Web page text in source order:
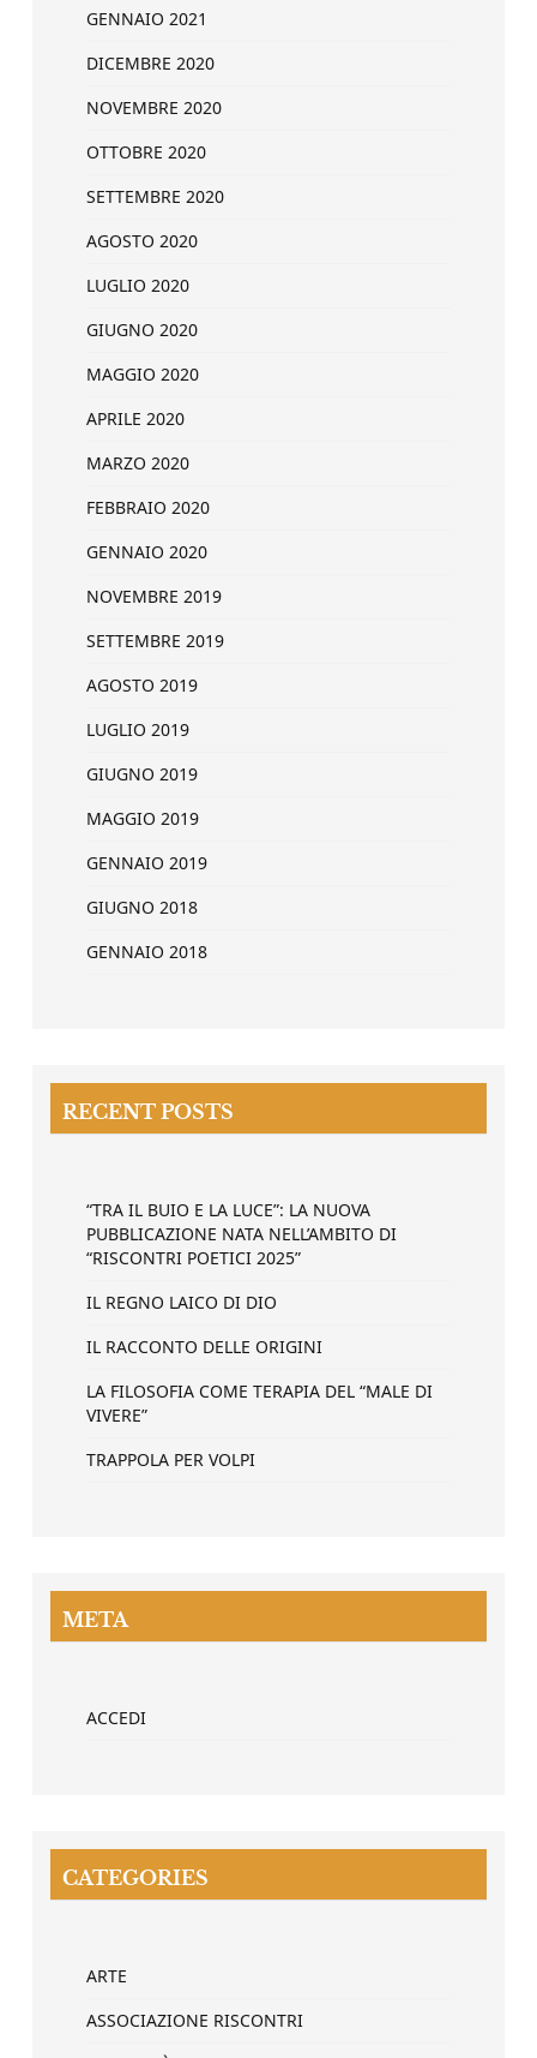
GENNAIO 2021
DICEMBRE 2020
NOVEMBRE 2020
OTTOBRE 2020
SETTEMBRE 2020
AGOSTO 2020
LUGLIO 2020
GIUGNO 2020
MAGGIO 2020
APRILE 2020
MARZO 2020
FEBBRAIO 2020
GENNAIO 2020
NOVEMBRE 2019
SETTEMBRE 2019
AGOSTO 2019
LUGLIO 2019
GIUGNO 2019
MAGGIO 2019
GENNAIO 2019
GIUGNO 2018
GENNAIO 2018
RECENT POSTS
“TRA IL BUIO E LA LUCE”: LA NUOVA
PUBBLICAZIONE NATA NELL’AMBITO DI
“RISCONTRI POETICI 2025”
IL REGNO LAICO DI DIO
IL RACCONTO DELLE ORIGINI
LA FILOSOFIA COME TERAPIA DEL “MALE DI
VIVERE”
TRAPPOLA PER VOLPI
META
ACCEDI
CATEGORIES
ARTE
ASSOCIAZIONE RISCONTRI